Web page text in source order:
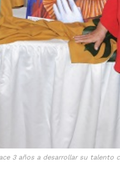
3 años a desarrollar su talento